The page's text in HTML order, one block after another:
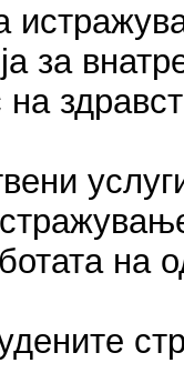
за
на